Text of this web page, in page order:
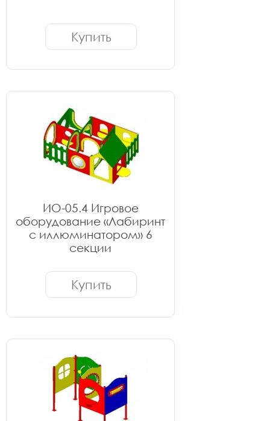
Купить
ИО-05.4 Игровое
оборудование «Лабиринт
с иллюминатором» 6
секции
Купить